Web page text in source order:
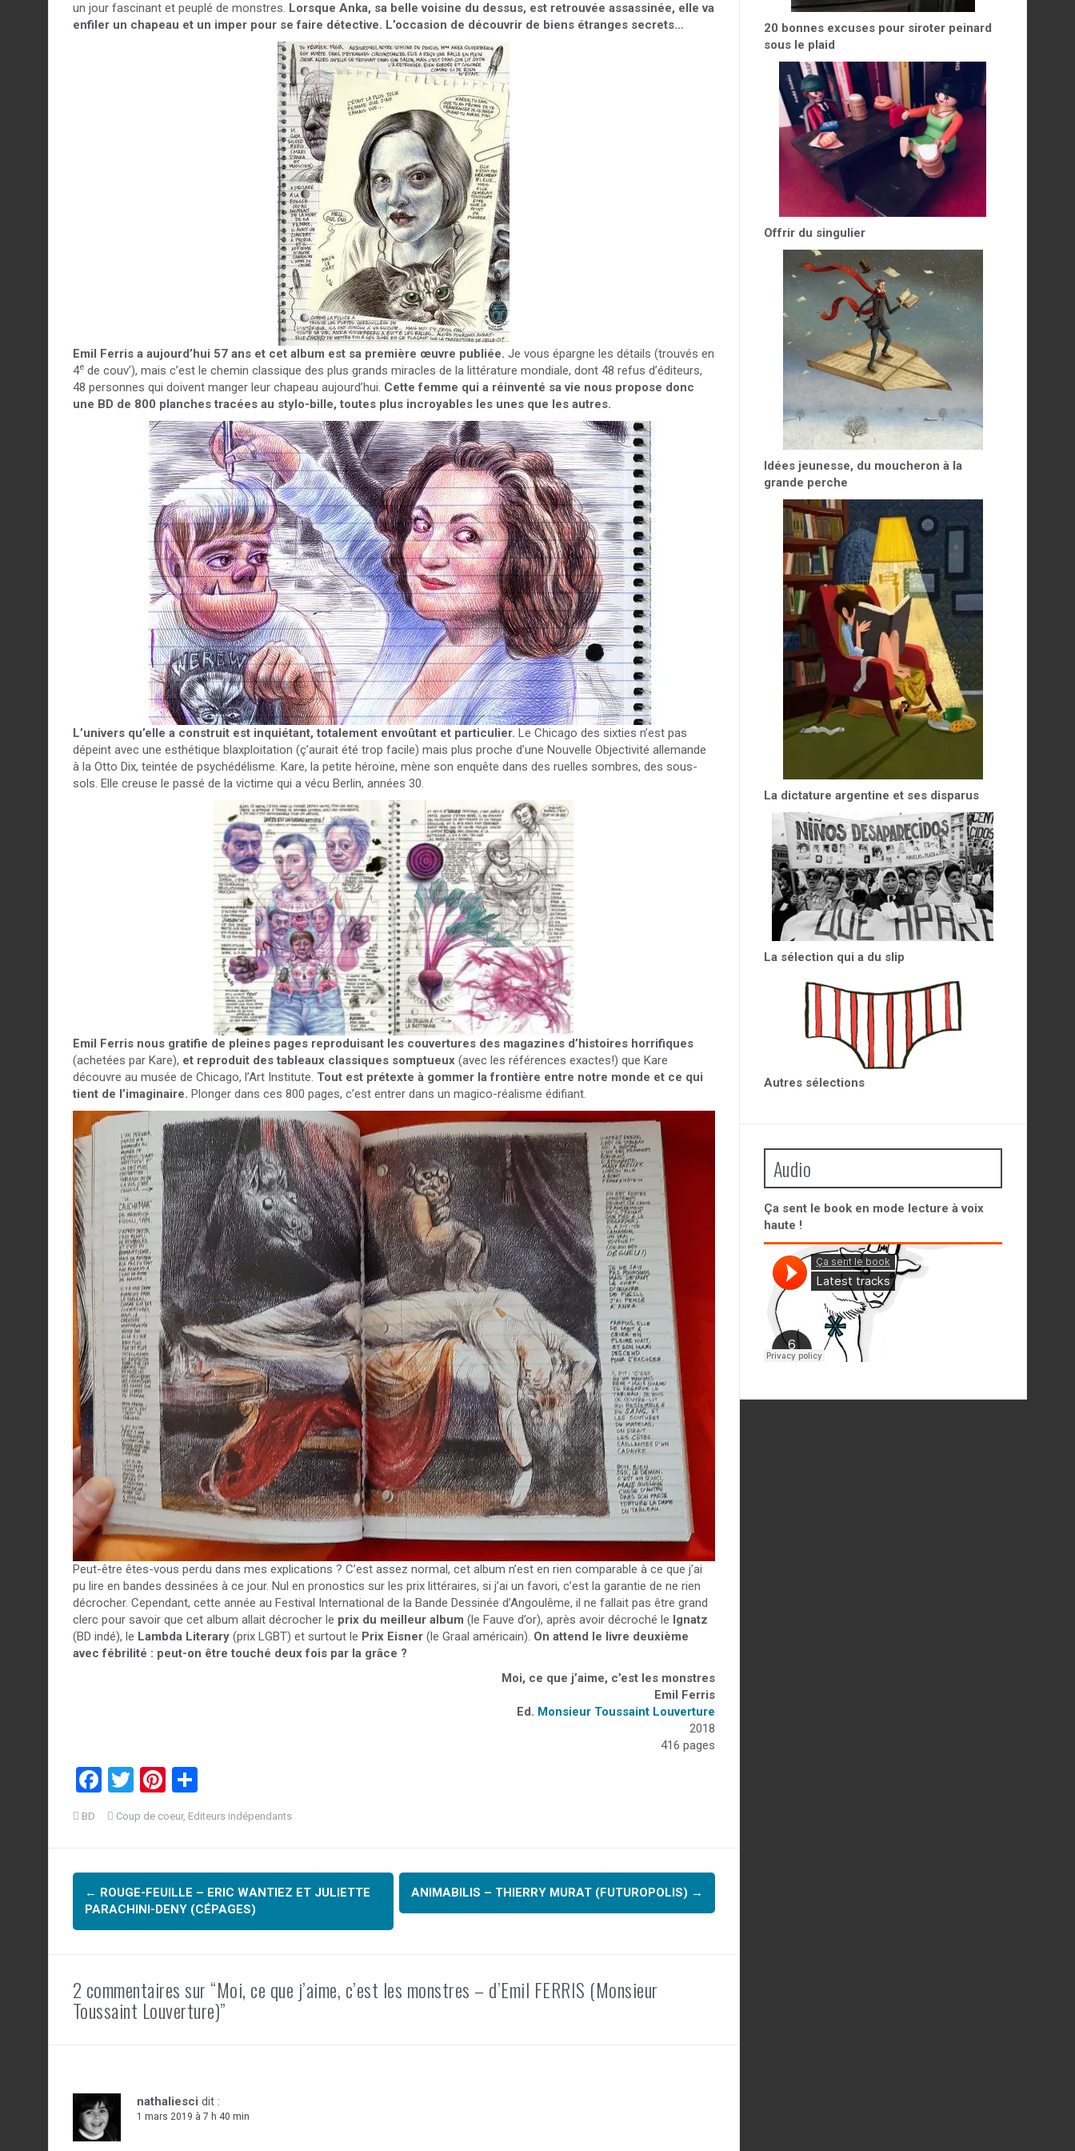
un jour fascinant et peuplé de monstres. Lorsque Anka, sa belle voisine du dessus, est retrouvée assassinée, elle va
enfiler un chapeau et un imper pour se faire détective. L’occasion de découvrir de biens étranges secrets…
Emil Ferris a aujourd’hui 57 ans et cet album est sa première œuvre publiée. Je vous épargne les détails (trouvés en
4ede couv’), mais c’est le chemin classique des plus grands miracles de la littérature mondiale, dont 48 refus d’éditeurs,
48 personnes qui doivent manger leur chapeau aujourd’hui. Cette femme qui a réinventé sa vie nous propose donc
une BD de 800 planches tracées au stylo-bille, toutes plus incroyables les unes que les autres.
L’univers qu’elle a construit est inquiétant, totalement envoûtant et particulier. Le Chicago des sixties n’est pas
dépeint avec une esthétique blaxploitation (ç’aurait été trop facile) mais plus proche d’une Nouvelle Objectivité allemande
à la Otto Dix, teintée de psychédélisme. Kare, la petite héroïne, mène son enquête dans des ruelles sombres, des sous-
sols. Elle creuse le passé de la victime qui a vécu Berlin, années 30.
Emil Ferris nous gratifie de pleines pages reproduisant les couvertures des magazines d’histoires horrifiques
(achetées par Kare), et reproduit des tableaux classiques somptueux(avec les références exactes!) que Kare
découvre au musée de Chicago, l’Art Institute. Tout est prétexte à gommer la frontière entre notre monde et ce qui
tient de l’imaginaire. Plonger dans ces 800 pages, c’est entrer dans un magico-réalisme édifiant.
Peut-être êtes-vous perdu dans mes explications ? C’est assez normal, cet album n’est en rien comparable à ce que j’ai
pu lire en bandes dessinées à ce jour. Nul en pronostics sur les prix littéraires, si j’ai un favori, c’est la garantie de ne rien
décrocher. Cependant, cette année au Festival International de la Bande Dessinée d’Angoulême, il ne fallait pas être grand
clerc pour savoir que cet album allait décrocher le prix du meilleur album (le Fauve d’or), après avoir décroché le Ignatz
(BD indé), le Lambda Literary (prix LGBT) et surtout le Prix Eisner(le Graal américain). On attend le livre deuxième
avec fébrilité : peut-on être touché deux fois par la grâce ?
Moi, ce que j’aime, c’est les monstres
Emil Ferris
Ed. Monsieur Toussaint Louverture
2018
416 pages
F
a
o
o
k
T
wi
tt
Pi
er
t
P
ar
er
BD Coup de coeur, Editeurs indépendants
Navigation
d'article
← ROUGE-FEUILLE – ERIC WANTIEZ ET JULIETTE
PARACHINI-DENY (CÉPAGES)
ANIMABILIS – THIERRY MURAT (FUTUROPOLIS) →
2 commentaires sur “Moi, ce que j’aime, c’est les monstres – d’Emil FERRIS (Monsieur
Toussaint Louverture)”
nathaliesci dit :
1 mars 2019 à 7 h 40 min
20 bonnes excuses pour siroter peinard
sous le plaid
Offrir du singulier
Idées jeunesse, du moucheron à la
grande perche
La dictature argentine et ses disparus
La sélection qui a du slip
Autres sélections
Audio
Ça sent le book en mode lecture à voix
haute !